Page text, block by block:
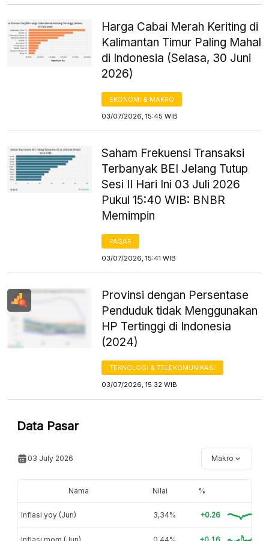
Harga Cabai Merah Keriting di
Kalimantan Timur Paling Mahal
di Indonesia (Selasa, 30 Juni
2026)
EKONOMI & MAKRO
03/07/2026, 15:45 WIB
Saham Frekuensi Transaksi
Terbanyak BEI Jelang Tutup
Sesi II Hari Ini 03 Juli 2026
Pukul 15:40 WIB: BNBR
Memimpin
PASAR
03/07/2026, 15:41 WIB
Provinsi dengan Persentase
Penduduk tidak Menggunakan
HP Tertinggi di Indonesia
(2024)
TEKNOLOGI & TELEKOMUNIKASI
03/07/2026, 15:32 WIB
Data Pasar
03 July 2026 Makro
Nama Nilai %
Inflasi yoy (Jun) 3,34% +0.26